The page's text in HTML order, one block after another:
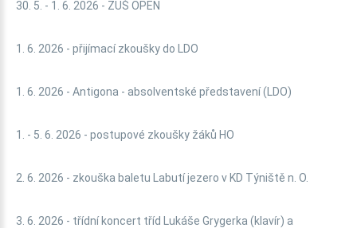
30. 5. - 1. 6. 2026 - ZUŠ OPEN
1. 6. 2026 - přijímací zkoušky do LDO
1. 6. 2026 - Antigona - absolventské představení (LDO)
1. - 5. 6. 2026 - postupové zkoušky žáků HO
2. 6. 2026 - zkouška baletu Labutí jezero v KD Týniště n. O.
3. 6. 2026 - třídní koncert tříd Lukáše Grygerka (klavír) a